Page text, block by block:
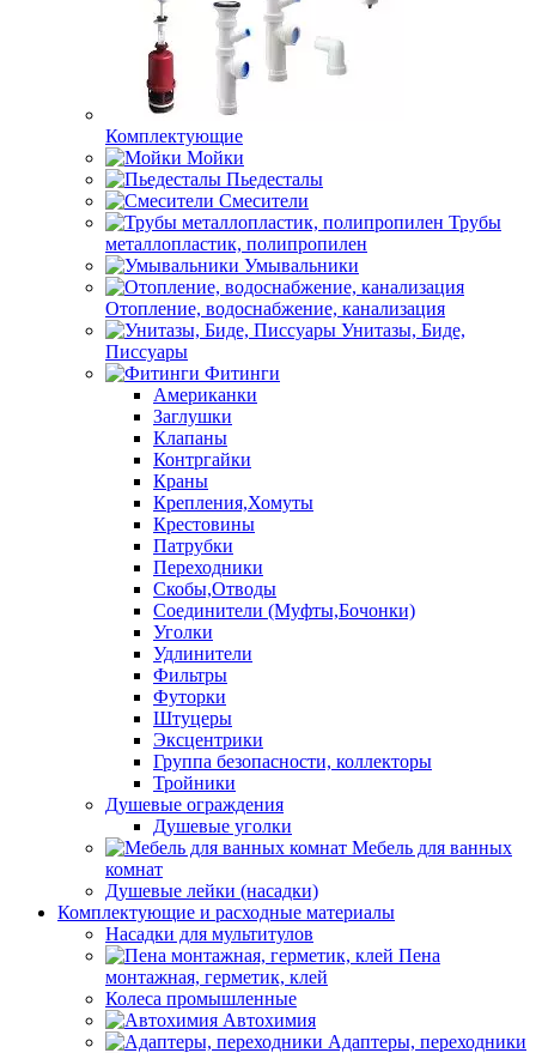
Комплектующие
Мойки
Пьедесталы
Смесители
Трубы
металлопластик, полипропилен
Умывальники
Отопление, водоснабжение, канализация
Унитазы, Биде,
Писсуары
Фитинги
Американки
Заглушки
Клапаны
Контргайки
Краны
Крепления,Хомуты
Крестовины
Патрубки
Переходники
Скобы,Отводы
Соединители (Муфты,Бочонки)
Уголки
Удлинители
Фильтры
Футорки
Штуцеры
Эксцентрики
Группа безопасности, коллекторы
Тройники
Душевые ограждения
Душевые уголки
Мебель для ванных
комнат
Душевые лейки (насадки)
Комплектующие и расходные материалы
Насадки для мультитулов
Пена
монтажная, герметик, клей
Колеса промышленные
Автохимия
Адаптеры, переходники